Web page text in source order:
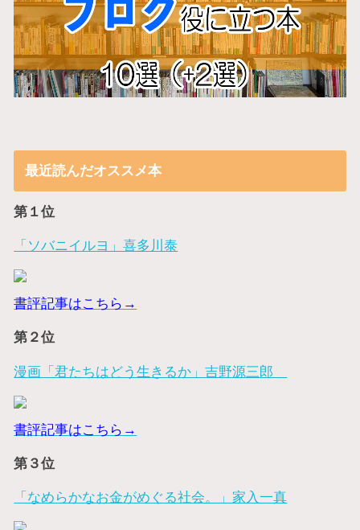
最近読んだオススメ本
第１位
「ソバニイルヨ」喜多川泰
書評記事はこちら→
第２位
漫画「君たちはどう生きるか」吉野源三郎
書評記事はこちら→
第３位
「なめらかなお金がめぐる社会。」家入一真